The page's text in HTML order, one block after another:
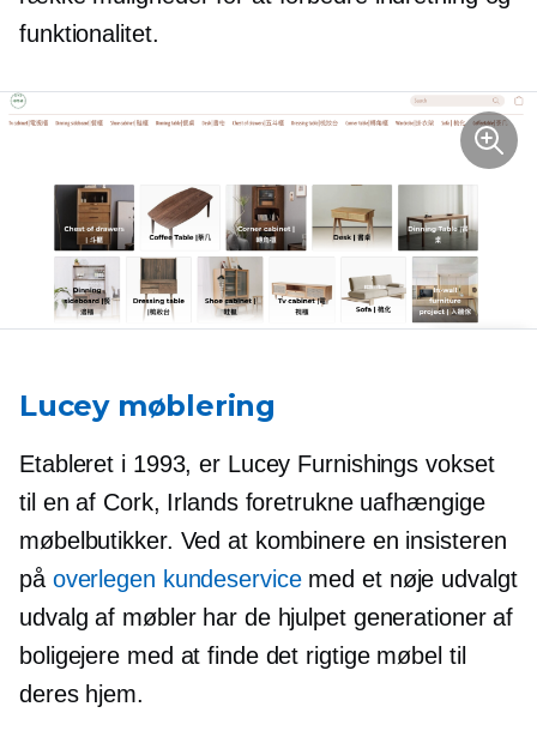
funktionalitet.
Lucey møblering
Etableret i 1993, er Lucey Furnishings vokset
til en af ​​Cork, Irlands foretrukne uafhængige
møbelbutikker. Ved at kombinere en insisteren
på overlegen kundeservicemed et nøje udvalgt
udvalg af møbler har de hjulpet generationer af
boligejere med at finde det rigtige møbel til
deres hjem.